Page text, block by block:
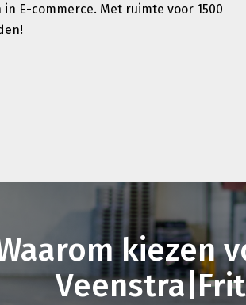
E-commerce. Met ruimte voor 1500
kiezen